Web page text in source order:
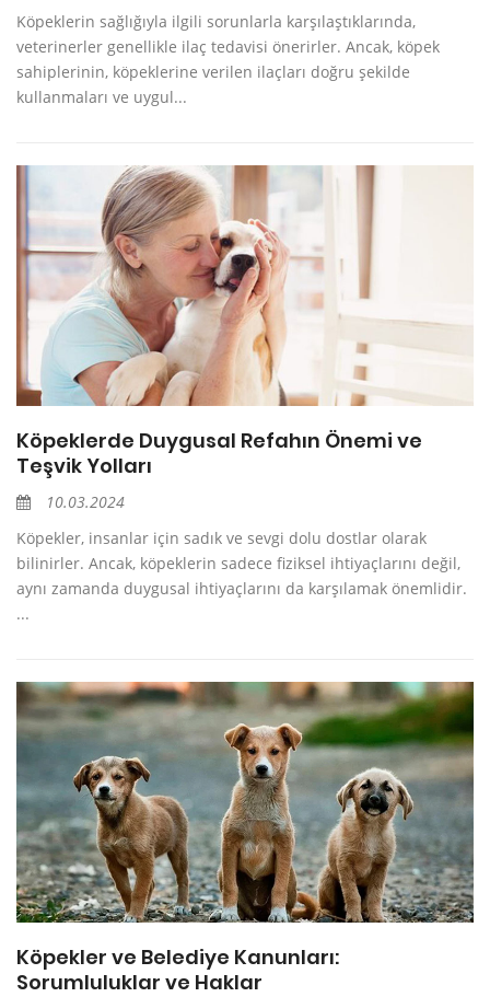
Köpeklerin sağlığıyla ilgili sorunlarla karşılaştıklarında,
veterinerler genellikle ilaç tedavisi önerirler. Ancak, köpek
sahiplerinin, köpeklerine verilen ilaçları doğru şekilde
kullanmaları ve uygul...
Köpeklerde Duygusal Refahın Önemi ve
Teşvik Yolları
10.03.2024
Köpekler, insanlar için sadık ve sevgi dolu dostlar olarak
bilinirler. Ancak, köpeklerin sadece fiziksel ihtiyaçlarını değil,
aynı zamanda duygusal ihtiyaçlarını da karşılamak önemlidir.
...
Köpekler ve Belediye Kanunları:
Sorumluluklar ve Haklar